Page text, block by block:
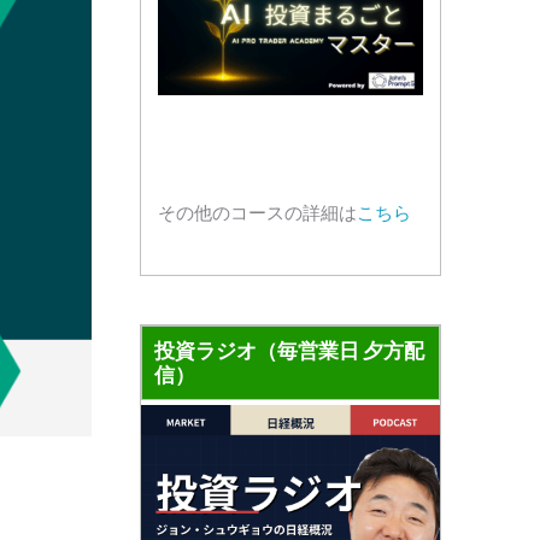
その他のコースの詳細はこちら
投資ラジオ（毎営業日 夕方配
信）